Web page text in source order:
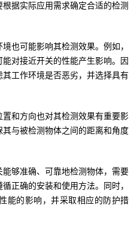
据实际应用需求确定合适的检测
也可能影响其检测效果。例如，
对接近开关的性能产生影响。因
工作环境是否恶劣，并选择具有
和方向也对其检测效果有重要影
与被检测物体之间的距离和角度
够准确、可靠地检测物体，需要
正确的安装和使用方法。同时，
能的影响，并采取相应的防护措